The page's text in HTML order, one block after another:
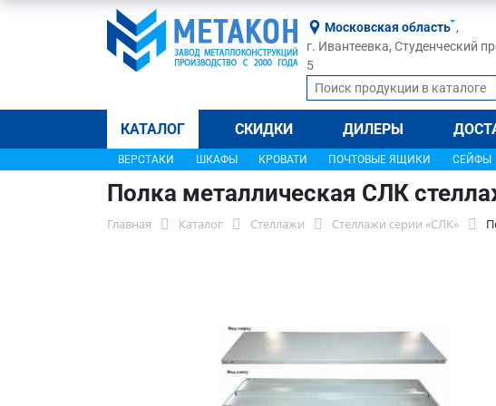
Московская область ,
г. Ивантеевка, Студенческий
5
КАТАЛОГ СКИДКИ ДИЛЕРЫ
ВЕРСТАКИ ШКАФЫ КРОВАТИ ПОЧТОВЫЕ ЯЩИКИ СЕЙФЫ
Полка металлическая СЛК
Главная Каталог Стеллажи Стеллажи серии «СЛК»